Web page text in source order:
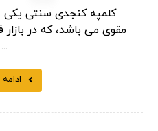
کلمپه کنجدی سنتی یکی
مقوی می باشد، که در
...